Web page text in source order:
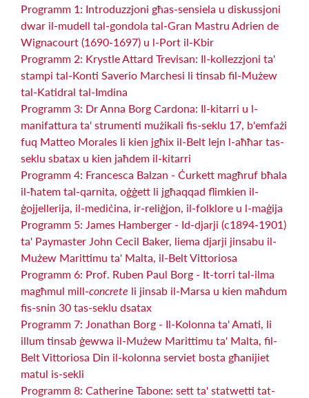
Programm 1: Introduzzjoni għas-sensiela u diskussjoni
dwar il-mudell tal-gondola tal-Gran Mastru Adrien de
Wignacourt (1690-1697) u l-Port il-Kbir
Programm 2: Krystle Attard Trevisan: Il-kollezzjoni ta'
stampi tal-Konti Saverio Marchesi li tinsab fil-Mużew
tal-Katidral tal-Imdina
Programm 3: Dr Anna Borg Cardona: Il-kitarri u l-
manifattura ta' strumenti mużikali fis-seklu 17, b'emfażi
fuq Matteo Morales li kien jgħix il-Belt lejn l-aħħar tas-
seklu sbatax u kien jaħdem il-kitarri
Programm 4: Francesca Balzan - Ċurkett magħruf bħala
il-ħatem tal-qarnita, oġġett li jgħaqqad flimkien il-
ġojjellerija, il-mediċina, ir-reliġjon, il-folklore u l-maġija
Programm 5: James Hamberger - Id-djarji (c1894-1901)
ta' Paymaster John Cecil Baker, liema djarji jinsabu il-
Mużew Marittimu ta' Malta, il-Belt Vittoriosa
Programm 6: Prof. Ruben Paul Borg - It-torri tal-ilma
magħmul mill-concrete li jinsab il-Marsa u kien maħdum
fis-snin 30 tas-seklu dsatax
Programm 7: Jonathan Borg - Il-Kolonna ta' Amati, li
illum tinsab ġewwa il-Mużew Marittimu ta' Malta, fil-
Belt Vittoriosa Din il-kolonna serviet bosta għanijiet
matul is-sekli
Programm 8: Catherine Tabone: sett ta' statwetti tat-